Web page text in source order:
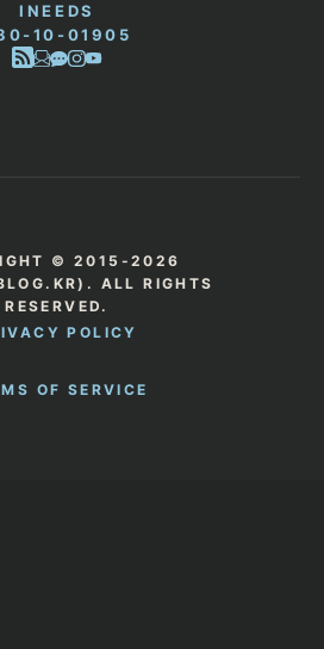
INEEDS
10-01905
© 2015-2026
ALL RIGHTS
RESERVED.
POLICY
OF SERVICE